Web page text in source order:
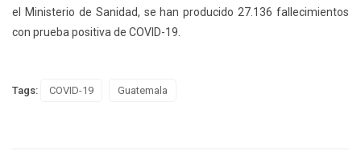
el Ministerio de Sanidad, se han producido 27.136 fallecimientos
con prueba positiva de COVID-19.
Tags: COVID-19 Guatemala